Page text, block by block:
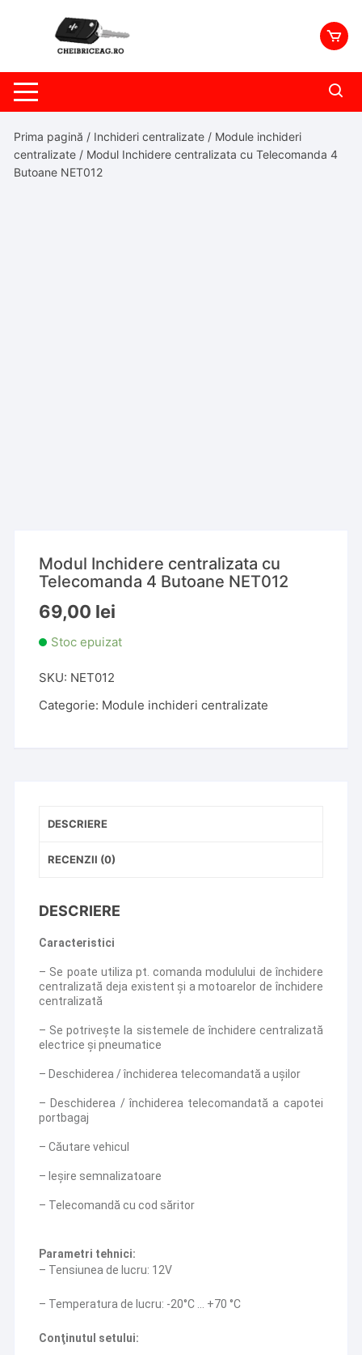
Prima pagină / Inchideri centralizate / Module inchideri
centralizate / Modul Inchidere centralizata cu Telecomanda 4
Butoane NET012
Modul Inchidere centralizata cu
Telecomanda 4 Butoane NET012
69,00 lei
Stoc epuizat
SKU: NET012
Categorie: Module inchideri centralizate
DESCRIERE
RECENZII (0)
DESCRIERE
Caracteristici
– Se poate utiliza pt. comanda modulului de închidere
centralizată deja existent şi a motoarelor de închidere
centralizată
– Se potriveşte la sistemele de închidere centralizată
electrice şi pneumatice
– Deschiderea / închiderea telecomandată a uşilor
– Deschiderea / închiderea telecomandată a capotei
portbagaj
– Căutare vehicul
– Ieşire semnalizatoare
– Telecomandă cu cod săritor
Parametri tehnici:
– Tensiunea de lucru: 12V
– Temperatura de lucru: -20°C … +70 °C
Conţinutul setului: